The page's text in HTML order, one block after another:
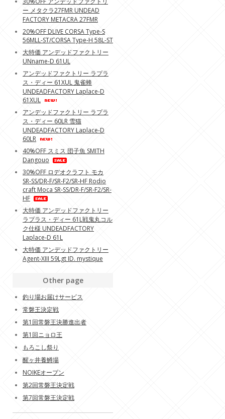
ー メタクラ27FMR UNDEAD
FACTORY METACRA 27FMR
20%OFF DLIVE CORSA Type-S
56MLL-ST/CORSA Type-H 58L-ST
大特価 アンデッドファクトリー
UNname-D 61UL
アンデッドファクトリー ラプラ
ス・ディー 61XUL 鬼雀蜂
UNDEADFACTORY Laplace-D
61XUL
アンデッドファクトリー ラプラ
ス・ディー 60LR 雪猫
UNDEADFACTORY Laplace-D
60LR
40%OFF スミス 団子魚 SMITH
Dangouo
30%OFF ロデオクラフト モカ
SR-SS/DR-F/SR-F2/SR-HF Rodio
craft Moca SR-SS/DR-F/SR-F2/SR-
HF
大特価 アンデッドファクトリー
ラプラス・ディー 61L戦鬼丸コル
ク仕様 UNDEADFACTORY
Laplace-D 61L
大特価 アンデッドファクトリー
Agent-XIII 59Lgt ID. mystique
Other page
釣り場お届けサービス
常磐王決定戦
第1回常磐王決勝進出者
第1回ニョロ王
もろこし祭り
醒ヶ井養鱒場
NOIKEオープン
第2回常磐王決定戦
第7回常磐王決定戦